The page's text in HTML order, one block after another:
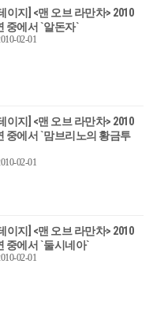
이지] <맨 오브 라만차> 2010
중에서 `알돈자`
02-01
이지] <맨 오브 라만차> 2010
중에서 `맘브리노의 황금투
02-01
이지] <맨 오브 라만차> 2010
중에서 `둘시네아`
02-01